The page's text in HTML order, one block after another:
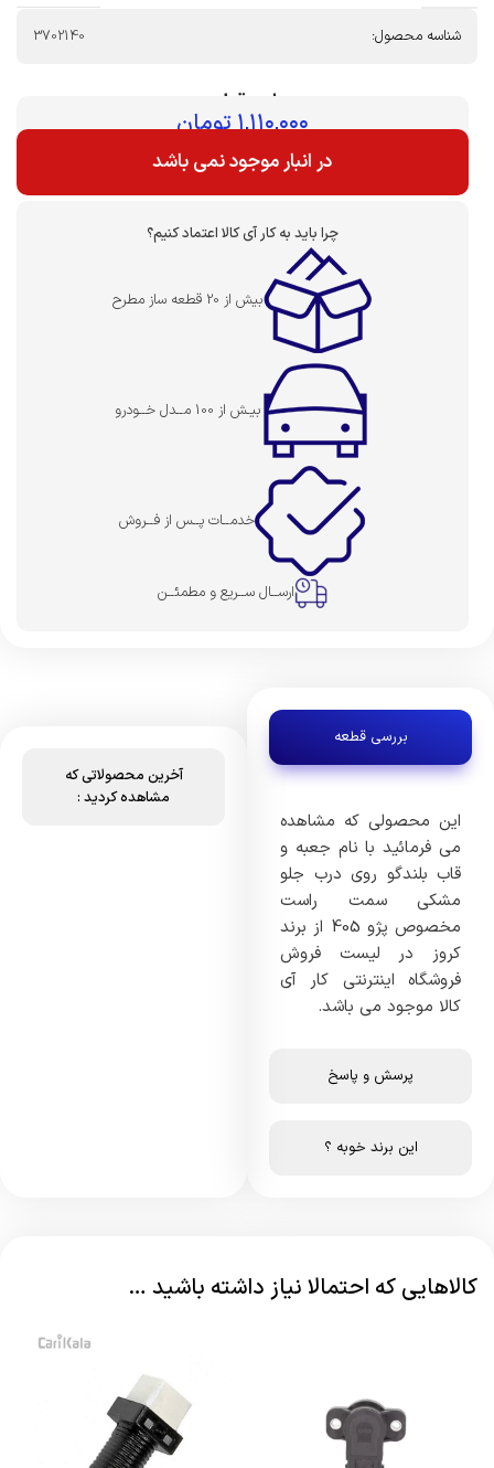
شناسه محصول: 3702140
بهای قطعه :
۱,۱۱۰,۰۰۰تومان
در انبار موجود نمی باشد
چرا باید به کار آی کالا اعتماد کنیم؟
بیش از 20 قطعه ساز مطرح
بیـش از 100 مــدل خــودرو
خدمــات پــس از فــروش
ارســال ســریع و مطمئــن
بررسی قطعه
پرسش و پاسخ
این برند خوبه ؟
این محصولی که مشاهده
می فرمائید با نام جعبه و
قاب بلندگو روی درب جلو
مشکی سمت راست
مخصوص پژو 405 از برند
کروز در لیست فروش
فروشگاه اینترنتی کار آی
کالا موجود می باشد.
آخرین محصولاتی که
مشاهده کردید :
کالاهایی که احتمالا نیاز داشته باشید …